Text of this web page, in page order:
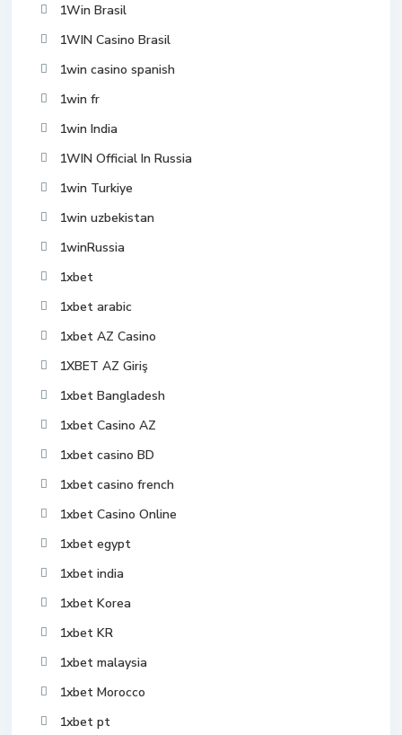
1Win Brasil
1WIN Casino Brasil
1win casino spanish
1win fr
1win India
1WIN Official In Russia
1win Turkiye
1win uzbekistan
1winRussia
1xbet
1xbet arabic
1xbet AZ Casino
1XBET AZ Giriş
1xbet Bangladesh
1xbet Casino AZ
1xbet casino BD
1xbet casino french
1xbet Casino Online
1xbet egypt
1xbet india
1xbet Korea
1xbet KR
1xbet malaysia
1xbet Morocco
1xbet pt